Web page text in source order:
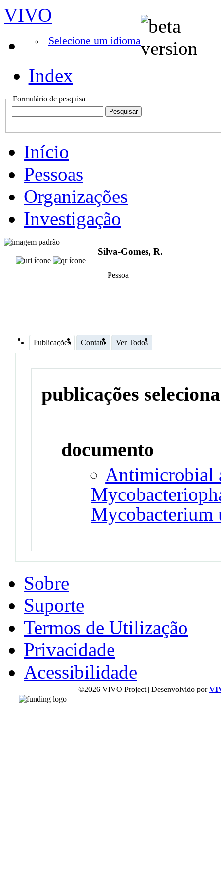
VIVO
Selecione um idioma
Index
Formulário de pesquisa
Início
Pessoas
Organizações
Investigação
Silva-Gomes, R.
Pessoa
Publicações Contato Ver Todos
publicações
documento
Antimicrobial
Mycobacterium
Sobre
Suporte
Termos de Utilização
Privacidade
Acessibilidade
©2026 VIVO Project | Desenvolvido por